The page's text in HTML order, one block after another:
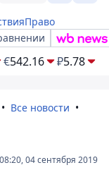
Право
€542.16 ₽5.78
Все новости
08:20, 04 сентября 2019